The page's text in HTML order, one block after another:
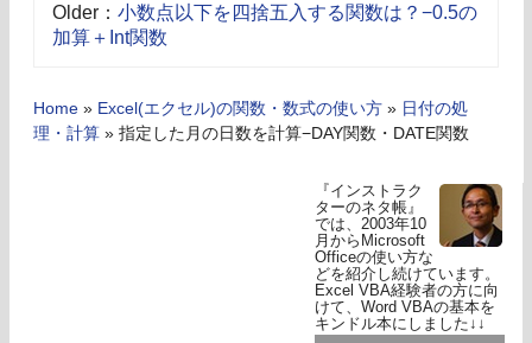
Older： 小数点以下を四捨五入する関数は？−0.5の
加算＋Int関数
Home » Excel(エクセル)の関数・数式の使い方 » 日付の処
理・計算 » 指定した月の日数を計算−DAY関数・DATE関数
『インストラク
ターのネタ帳』
では、2003年10
月からMicrosoft
Officeの使い方な
どを紹介し続けています。
Excel VBA経験者の方に向
けて、Word VBAの基本を
キンドル本にしました↓↓